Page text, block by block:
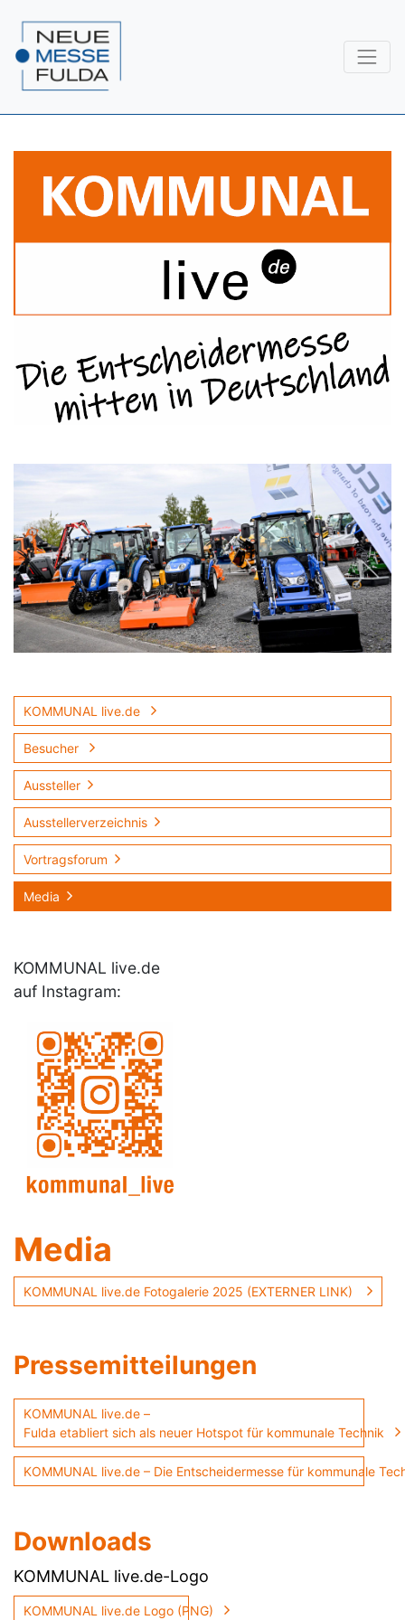
KOMMUNAL live.de
Besucher
Aussteller
Ausstellerverzeichnis
Vortragsforum
Media
KOMMUNAL live.de
auf Instagram:
Media
KOMMUNAL live.de Fotogalerie 2025 (EXTERNER LINK)
Pressemitteilungen
KOMMUNAL live.de –
Fulda etabliert sich als neuer Hotspot für kommunale Technik
KOMMUNAL live.de – Die Entscheidermesse für kommunale
Downloads
KOMMUNAL live.de-Logo
KOMMUNAL live.de Logo (PNG)